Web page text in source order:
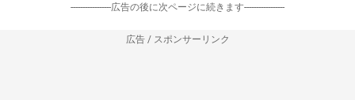
-----------------広告の後に次ページに続きます-----------------
広告 / スポンサーリンク